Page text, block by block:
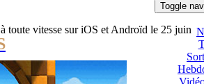
Toggle
toute vitesse sur iOS et Androïd le 25 juin